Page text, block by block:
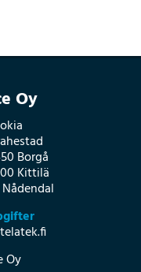
Oy
Borgå
Kittilä
Nådendal
Oy